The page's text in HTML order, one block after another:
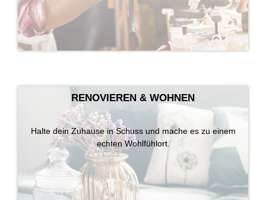
RENOVIEREN & WOHNEN
Halte dein Zuhause in Schuss und mache es zu einem
echten Wohlfühlort.